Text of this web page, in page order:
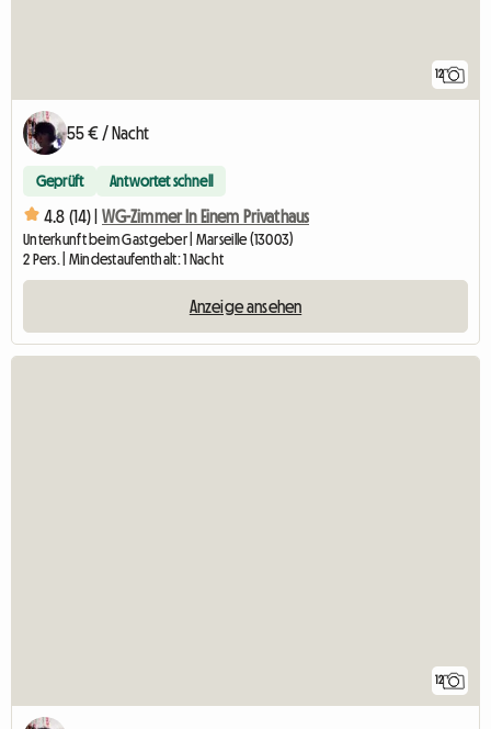
12
55 € / Nacht
Geprüft Antwortet schnell
4.8 (14) | WG-Zimmer In Einem Privathaus
Unterkunft beim Gastgeber | Marseille (13003)
2 Pers. | Mindestaufenthalt: 1 Nacht
Anzeige ansehen
12